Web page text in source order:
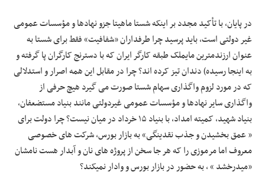
در پایان، با تأکید مجدد بر اینکه شستا ماهیتا جزو نهادها و مؤسسات عمومی
غیر دولتی است، باید پرسید چرا طرفداران «شفافیت» فقط برای شستا به
عنوان ارزندمترین مایملک طبقه کارگر ایران که با دسترنج کارگران پا گرفته و
به اینجا رسیده) دندان تیز کرده اند؟ چرا در مقابل این همه اصرار و استدلالی
که در مورد لزوم واگذاری سهام شستا صورت می گیرد هیچ حرفی از
واگذاری سایر نهادها و مؤسسات عمومی غیردولتی مانند بنیاد مستضعفان،
بنیاد شهید، کمیته امداد، با بنیاد ۱۵ خرداد در میان نیست؟ چرا دولت برای
« عمق بخشیدن و جذب نقدینگی» به بازار بورس، شرکت های خصوصی
معروف اما مرموزی را که هر جا سخن از پروژه های نان و آبدار هست نامشان
«میدرخشد » ، به حضور در بازار بورس و وادار نمیکند؟